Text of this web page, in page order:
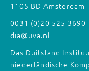
1105 BD Amsterdam
0031 (0)20 525 3690
dia@uva.nl
Das Duitsland
niederländische